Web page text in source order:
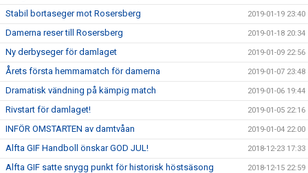
Stabil bortaseger mot Rosersberg 2019-01-19 23:40
Damerna reser till Rosersberg 2019-01-18 20:34
Ny derbyseger för damlaget 2019-01-09 22:56
Årets första hemmamatch för damerna 2019-01-07 23:48
Dramatisk vändning på kämpig match 2019-01-06 19:44
Rivstart för damlaget! 2019-01-05 22:16
INFÖR OMSTARTEN av damtvåan 2019-01-04 22:00
Alfta GIF Handboll önskar GOD JUL! 2018-12-23 17:33
Alfta GIF satte snygg punkt för historisk höstsäsong 2018-12-15 22:59